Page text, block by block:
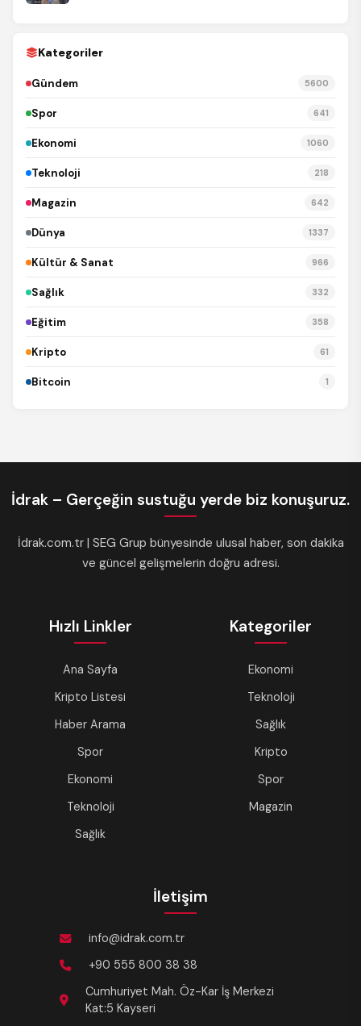
Kategoriler
Gündem 5600
Spor 641
Ekonomi 1060
Teknoloji 218
Magazin 642
Dünya 1337
Kültür & Sanat 966
Sağlık 332
Eğitim 358
Kripto 61
Bitcoin 1
İdrak – Gerçeğin sustuğu yerde biz konuşuruz.
İdrak.com.tr | SEG Grup bünyesinde ulusal haber, son dakika
ve güncel gelişmelerin doğru adresi.
Hızlı Linkler
Ana Sayfa
Kripto Listesi
Haber Arama
Spor
Ekonomi
Teknoloji
Sağlık
Kategoriler
Ekonomi
Teknoloji
Sağlık
Kripto
Spor
Magazin
İletişim
info@idrak.com.tr
+90 555 800 38 38
Cumhuriyet Mah. Öz-Kar İş Merkezi
Kat:5 Kayseri